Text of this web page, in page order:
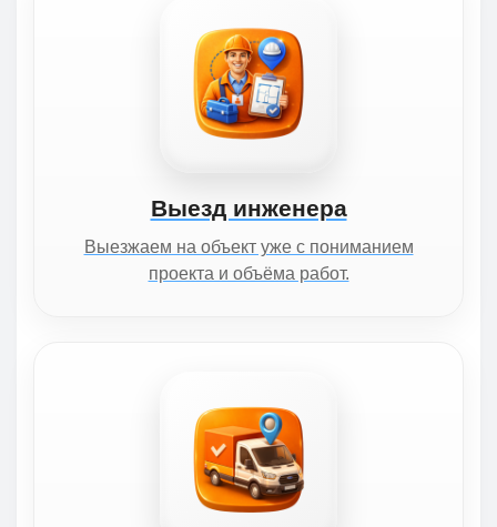
Выезд инженера
Выезжаем на объект уже с пониманием
проекта и объёма работ.